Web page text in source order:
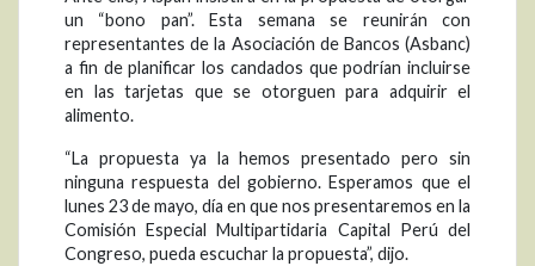
un “bono pan”. Esta semana se reunirán con
representantes de la Asociación de Bancos (Asbanc)
a fin de planificar los candados que podrían incluirse
en las tarjetas que se otorguen para adquirir el
alimento.
“La propuesta ya la hemos presentado pero sin
ninguna respuesta del gobierno. Esperamos que el
lunes 23 de mayo, día en que nos presentaremos en la
Comisión Especial Multipartidaria Capital Perú del
Congreso, pueda escuchar la propuesta”, dijo.